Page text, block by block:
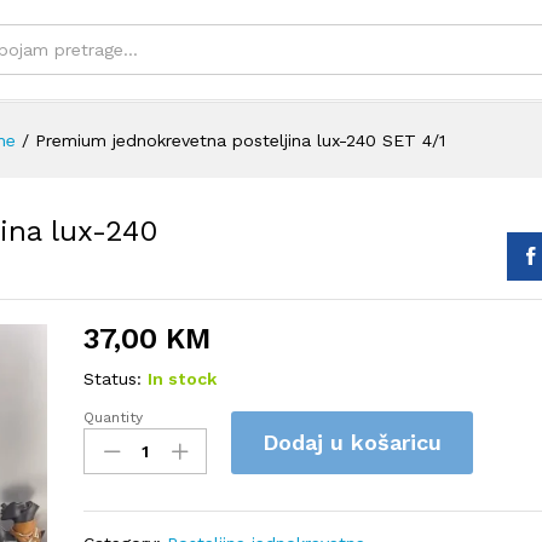
/ Premium jednokrevetna posteljina lux-240 SET 4/1
lux-240
37,00 KM
Status: In stock
Premium
jednokrevetna
posteljina
Quantity
Dodaj u košaricu